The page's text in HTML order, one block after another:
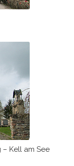
Kell am See